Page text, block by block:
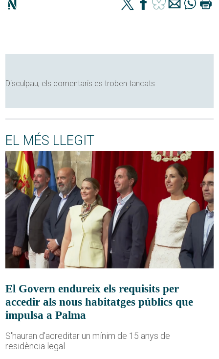
Disculpau, els comentaris es troben tancats
EL MÉS LLEGIT
El Govern endureix els requisits per
accedir als nous habitatges públics que
impulsa a Palma
S'hauran d'acreditar un mínim de 15 anys de
residència legal